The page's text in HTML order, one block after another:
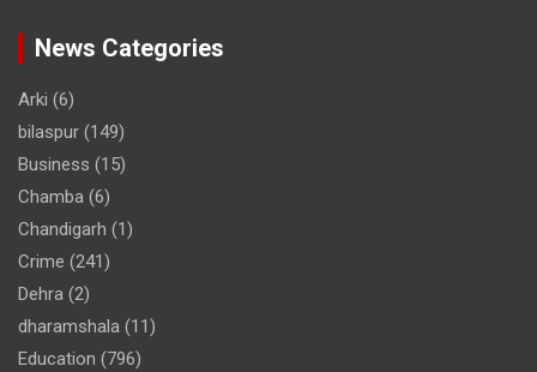
News Categories
Arki (6)
bilaspur (149)
Business (15)
Chamba (6)
Chandigarh (1)
Crime (241)
Dehra (2)
dharamshala (11)
Education (796)